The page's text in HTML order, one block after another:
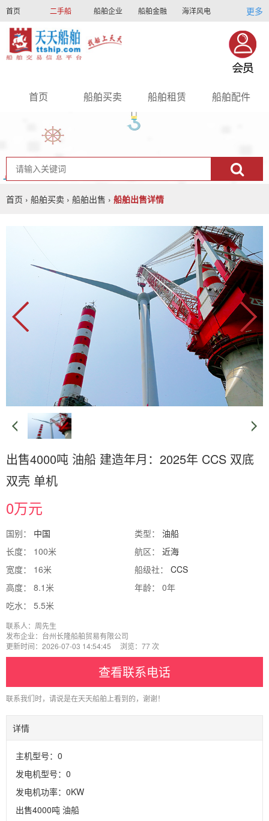
首页 二手船 船舶企业 船舶金融 海洋风电
船员招聘 船员联盟
更多
首页 船舶买卖 船舶租赁 船舶配件
首页 › 船舶买卖 › 船舶出售 › 船舶出售详情
出售4000吨 油船 建造年月：2025年 CCS 双底
双壳 单机
0万元
国别： 中国 类型： 油船
长度： 100米
航区： 近海
宽度： 16米
船级社： CCS
高度： 8.1米
年龄： 0年
吃水： 5.5米
联系人：周先生
发布企业：台州长隆船舶贸易有限公司
更新时间：2026-07-03 14:54:45 浏览：77 次
查看联系电话
联系我们时，请说是在天天船舶上看到的，谢谢！
详情
主机型号：0
发电机型号：0
发电机功率：0KW
出售4000吨 油船